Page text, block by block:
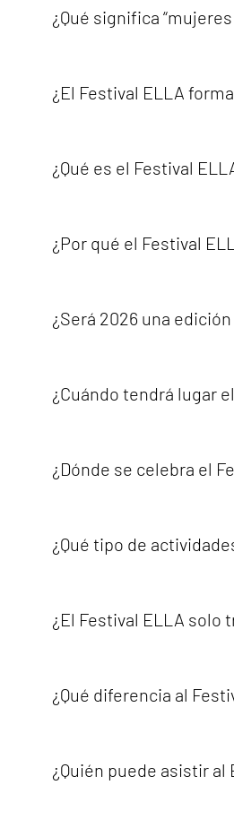
personas cuyas identidades
seguridad y los valores de la
¿Qué significa
el cuerpo, la fe, las
la comunidad y que toda
¿El Festival ELLA
experiencias presenciales,
Comunidad Global ELLA de
¿Qué es el Festival
bienestar, gastronomía,
punto de encuentro para la
¿Por qué el Festival
amistades, encontrar
propósito: visibilidad,
¿Será 2026 una
hasta convertirse en un
Mallorca, la fortaleza de su
¿Cuándo tendrá lugar
música, fiestas, encuentros
¿Dónde se celebra el
experimentar diferentes
mediterráneos.Cada
¿Qué tipo de
excursiones, cenas,
descubrimiento y
¿El Festival ELLA solo
bienestar, cultura,
también de visibilidad,
¿Qué diferencia al
la visibilidad, la seguridad,
recuerdos y un fuerte
¿Quién puede asistir al